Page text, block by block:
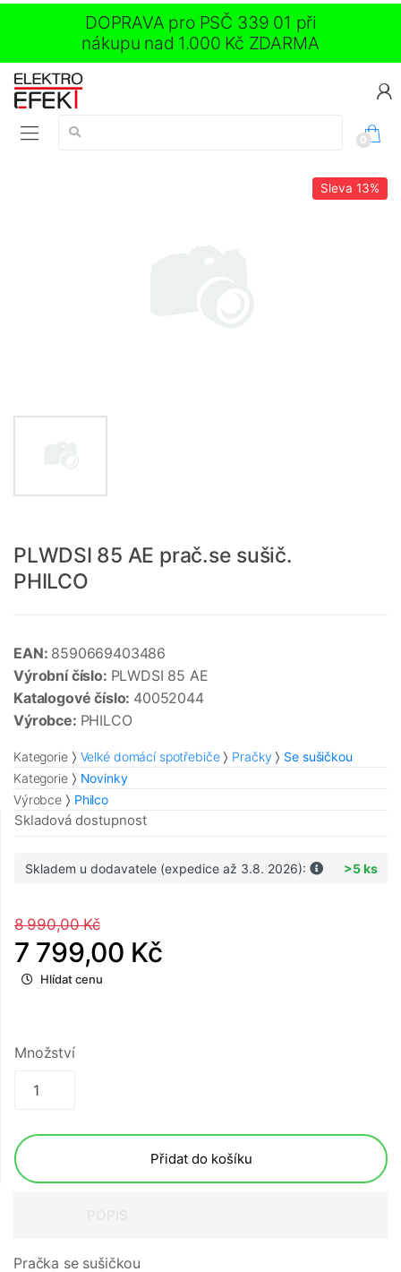
DOPRAVA pro PSČ 339 01 při
nákupu nad 1.000 Kč ZDARMA
Vyhledávání:
0
Sleva 13%
PLWDSI 85 AE prač.se sušič.
PHILCO
EAN: 8590669403486
Výrobní číslo: PLWDSI 85 AE
Katalogové číslo: 40052044
Výrobce: PHILCO
Kategorie Velké domácí spotřebiče Pračky
Se sušičkou
Kategorie
Novinky
Výrobce
Philco
Skladová dostupnost
Skladem u dodavatele (expedice až 3.8. 2026): >5 ks
8 990,00 Kč
7 799,00 Kč
Hlídat cenu
Množství
Přidat do košíku
Pračka se sušičkou